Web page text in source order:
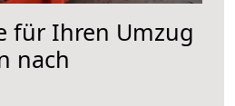
für Ihren Umzug
nach